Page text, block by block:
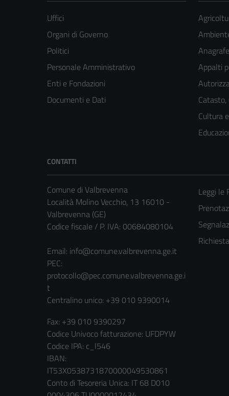
Uffici
Organi di Governo
Politici
Personale Amministrativo
Enti e Fondazioni
Documenti e Dati
Appalti
Catasto,
Cultura
CONTATTI
Comune di Valbrevenna
Località Molino Vecchio, 13 16010 -
Valbrevenna (GE)
Codice fiscale / P. IVA: 00684080104
Email: info@comune.valbrevenna.ge.it
PEC:
protocollo@pec.comune.valbrevenna.ge.i
t
Centralino unico: +39 010 9390014
Fax: +39 010 9390297
Codice Univoco fatturazione: UFDPYW
Codice IPA: c_l546
IBAN:
IT53X0538731870000049530861
Conto di Tesoreria Unica: IT 68 D010
Leggi le